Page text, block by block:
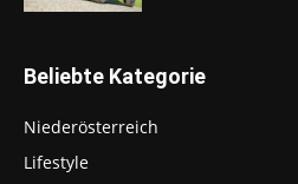
Beliebte Kategorie
Niederösterreich
Lifestyle